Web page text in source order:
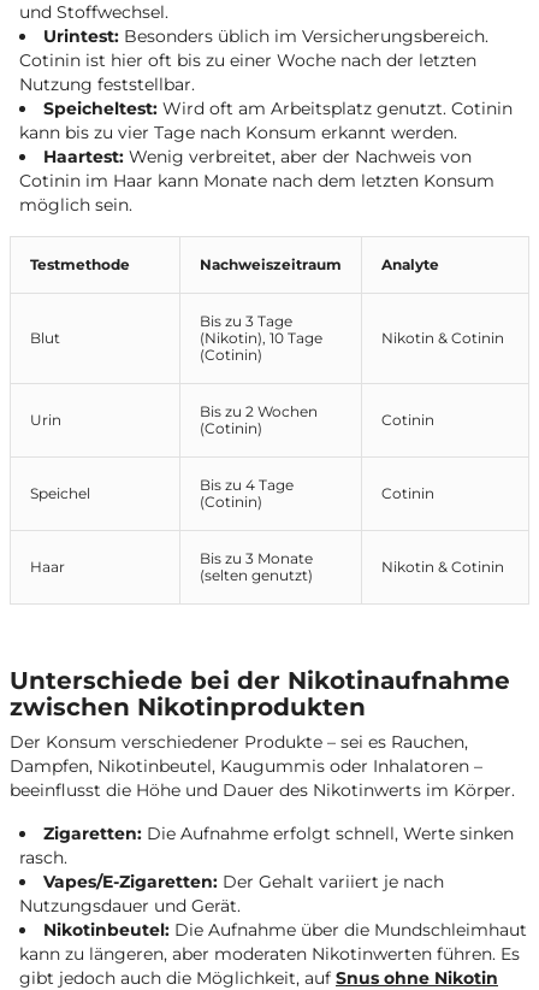
und Stoffwechsel.
Urintest: Besonders üblich im Versicherungsbereich.
Cotinin ist hier oft bis zu einer Woche nach der letzten
Nutzung feststellbar.
Speicheltest: Wird oft am Arbeitsplatz genutzt. Cotinin
kann bis zu vier Tage nach Konsum erkannt werden.
Haartest: Wenig verbreitet, aber der Nachweis von
Cotinin im Haar kann Monate nach dem letzten Konsum
möglich sein.
Testmethode Nachweiszeitraum Analyte
Blut
Bis zu 3 Tage
(Nikotin), 10 Tage
(Cotinin)
Nikotin & Cotinin
Urin
Bis zu 2 Wochen
(Cotinin)
Cotinin
Speichel
Bis zu 4 Tage
(Cotinin)
Cotinin
Haar
Bis zu 3 Monate
(selten genutzt)
Nikotin & Cotinin
Unterschiede bei der Nikotinaufnahme
zwischen Nikotinprodukten
Der Konsum verschiedener Produkte – sei es Rauchen,
Dampfen, Nikotinbeutel, Kaugummis oder Inhalatoren –
beeinflusst die Höhe und Dauer des Nikotinwerts im Körper.
Zigaretten: Die Aufnahme erfolgt schnell, Werte sinken
rasch.
Vapes/E-Zigaretten: Der Gehalt variiert je nach
Nutzungsdauer und Gerät.
Nikotinbeutel: Die Aufnahme über die Mundschleimhaut
kann zu längeren, aber moderaten Nikotinwerten führen. Es
gibt jedoch auch die Möglichkeit, auf Snus ohne Nikotin